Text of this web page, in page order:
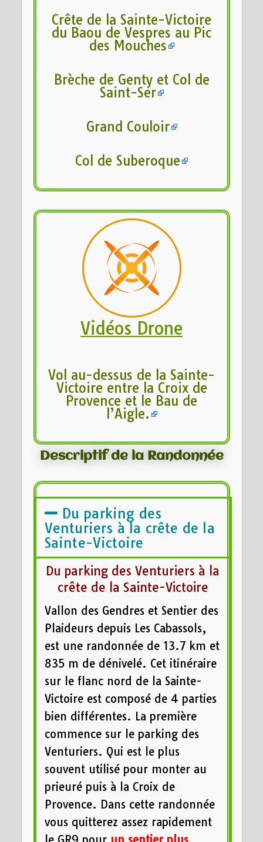
Crête de la Sainte-Victoire
du Baou de Vespres au Pic
des Mouches
Brèche de Genty et Col de
Saint-Ser
Grand Couloir
Col de Suberoque
Vidéos Drone
Vol au-dessus de la Sainte-
Victoire entre la Croix de
Provence et le Bau de
l’Aigle.
Descriptif de la Randonnée
Du parking des
Venturiers à la crête de la
Sainte-Victoire
Du parking des Venturiers à la
crête de la Sainte-Victoire
Vallon des Gendres et Sentier des
Plaideurs depuis Les Cabassols,
est une randonnée de 13.7 km et
835 m de dénivelé. Cet itinéraire
sur le flanc nord de la Sainte-
Victoire est composé de 4 parties
bien différentes. La première
commence sur le parking des
Venturiers. Qui est le plus
souvent utilisé pour monter au
prieuré puis à la Croix de
Provence. Dans cette randonnée
vous quitterez assez rapidement